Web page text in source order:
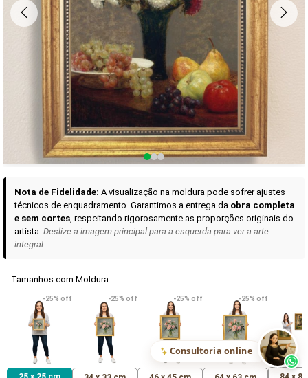
pintores renomados, resgatandoartes reais e o requinte inconfundível
das obras doséculo XIX . Produção artesanal em Canvas 100% Algodão
molduras em
Madeira Maciça e impressão com Pigmentação Mineral
QUALIDADE DE MUSEU GARANTIA ETERNA
Curadoria das Campanhas
A seleção de obras-primas apresentadas em nossos vídeos nas redes
sociais, reunidas aqui para sua apreciação.
VER DETALHES
Madona de Loreto
R$ 538,42
VER DETALHES
Narciso- caravaggio
R$ 365,92
VER
Maria
uma Rosa
R$ 365,92
Consultoria online
Nota de Fidelidade: A visualização na moldura pode sofrer ajustes
técnicos de enquadramento. Garantimos a entrega da obra completa
e sem cortes, respeitando rigorosamente as proporções originais do
artista. Deslize a imagem principal para a esquerda para ver a arte
integral.
Tamanhos com Moldura
-25% off -25% off -25% off -25% off